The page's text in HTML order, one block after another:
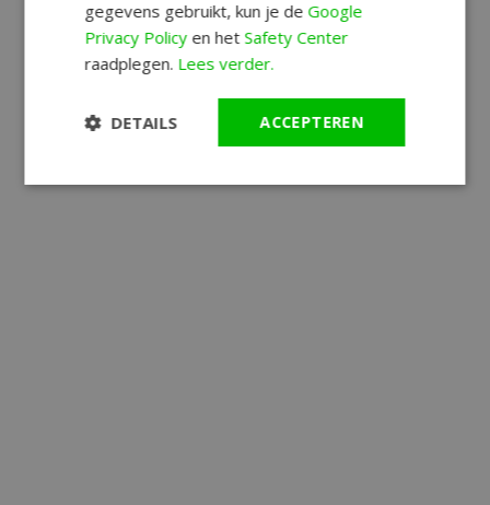
gegevens gebruikt, kun je deGoogle
Privacy Policyen hetSafety Center
raadplegen. Lees verder.
ACCEPTEREN
DETAILS